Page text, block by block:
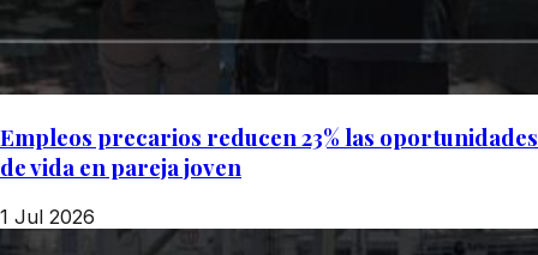
Empleos precarios reducen 23% las oportunidades
de vida en pareja joven
1 Jul 2026